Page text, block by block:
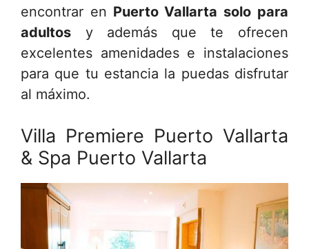
encontrar en Puerto Vallarta solo para
adultos y además que te ofrecen
excelentes amenidades e instalaciones
para que tu estancia la puedas disfrutar
al máximo.
Villa Premiere Puerto Vallarta
& Spa Puerto Vallarta